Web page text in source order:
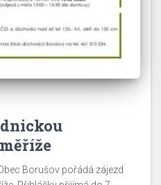
Borušov pořádá zájezd